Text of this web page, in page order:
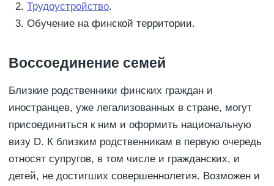
Трудоустройство.
Обучение на финской территории.
Воссоединение семей
Близкие родственники финских граждан и
иностранцев, уже легализованных в стране, могут
присоединиться к ним и оформить национальную
визу D. К близким родственникам в первую очередь
относят супругов, в том числе и гражданских, и
детей, не достигших совершеннолетия. Возможен и